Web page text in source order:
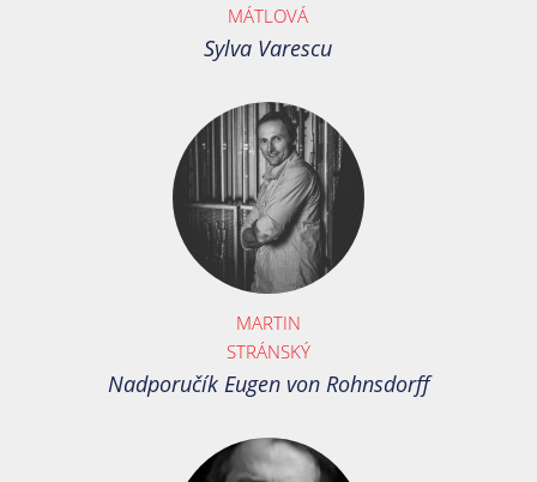
MÁTLOVÁ
Sylva Varescu
MARTIN
STRÁNSKÝ
Nadporučík Eugen von Rohnsdorff